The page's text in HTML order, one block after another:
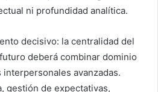
ni profundidad analítica.
decisivo: la centralidad del
deberá combinar dominio
avanzadas.
gestión de expectativas,